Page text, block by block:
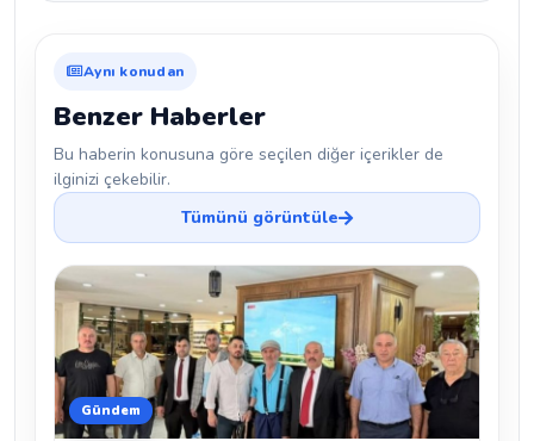
Aynı konudan
Benzer Haberler
Bu haberin konusuna göre seçilen diğer içerikler de
ilginizi çekebilir.
Tümünü görüntüle
Gündem